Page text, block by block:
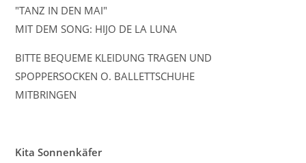
"TANZ IN DEN MAI"
MIT DEM SONG: HIJO DE LA LUNA
BITTE BEQUEME KLEIDUNG TRAGEN UND
SPOPPERSOCKEN O. BALLETTSCHUHE
MITBRINGEN
Kita Sonnenkäfer